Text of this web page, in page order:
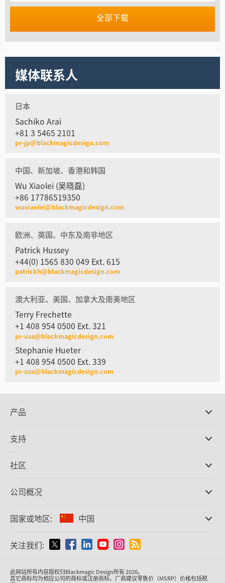
全部下载
媒体联系人
日本
Sachiko Arai
+81 3 5465 2101
pr-jp@blackmagicdesign.com
中国、新加坡、香港和韩国
Wu Xiaolei (吴晓磊)
+86 17786519350
wuxiaolei@blackmagicdesign.com
欧洲、英国、中东及南非地区
Patrick Hussey
+44(0) 1565 830 049 Ext. 615
patrickh@blackmagicdesign.com
澳大利亚、美国、加拿大及南美地区
Terry Frechette
+1 408 954 0500 Ext. 321
pr-usa@blackmagicdesign.com
Stephanie Hueter
+1 408 954 0500 Ext. 339
pr-usa@blackmagicdesign.com
产品
DaVinci Resolve和Fusion软件
Ultimatte
采集和输出
格式转换
网络存储
信号分配
支持
支持中心
社区
公司概况
关于我们
媒体
国家或地区: 中国
请选择国家或地区
关注我们:
此网站所有内容版权归Blackmagic Design所有 2026。
其它商标均为相应公司的商标或注册商标。厂商建议零售价（MSRP）价格包括税